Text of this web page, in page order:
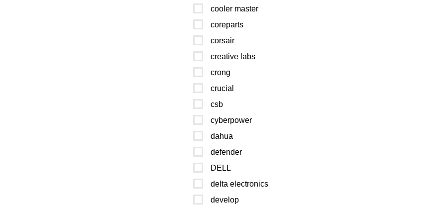
cooler master
coreparts
corsair
creative labs
crong
crucial
csb
cyberpower
dahua
defender
DELL
delta electronics
develop